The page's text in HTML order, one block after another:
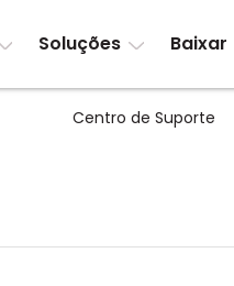
Soluções Baixar
Centro de Suporte